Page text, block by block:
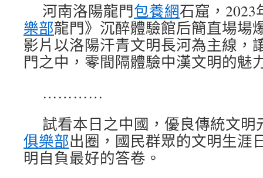
河南洛陽龍門包養網石窟，
樂部龍門》沉醉體驗館后簡直場場
影片以洛陽汗青文明長河為主線，
門之中，零間隔體驗中漢文明的魅
…………
試看本日之中國，優良傳統文明
俱樂部出圈，國民群眾的文明生涯
明自負最好的答卷。